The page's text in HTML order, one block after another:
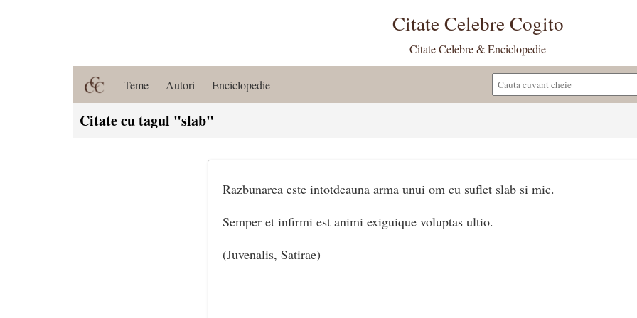
Citate Celebre Cogito
Citate Celebre & Enciclopedie
Teme Autori Enciclopedie
Citate cu tagul "slab"
Razbunarea este intotdeauna arma unui om cu suflet slab si mic.
Semper et infirmi est animi exiguique voluptas ultio.
(Juvenalis, Satirae)